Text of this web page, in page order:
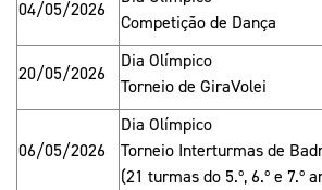
04/05/2026
Competição de Dança
20/05/2026
Dia Olímpico
Torneio de GiraVolei
06/05/2026
Dia Olímpico
Torneio Interturmas de
(21 turmas do 5.º, 6.º e 7.º